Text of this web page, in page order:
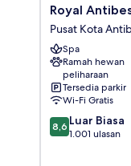
Royal
Antibes
Pusat
Kota
Antibes
Royal
Pusat Kota
Spa
Ramah hewan
peliharaan
Tersedia parkir
Wi-Fi Gratis
8.6
dari
8,6 Luar Biasa
1.001 ulasan